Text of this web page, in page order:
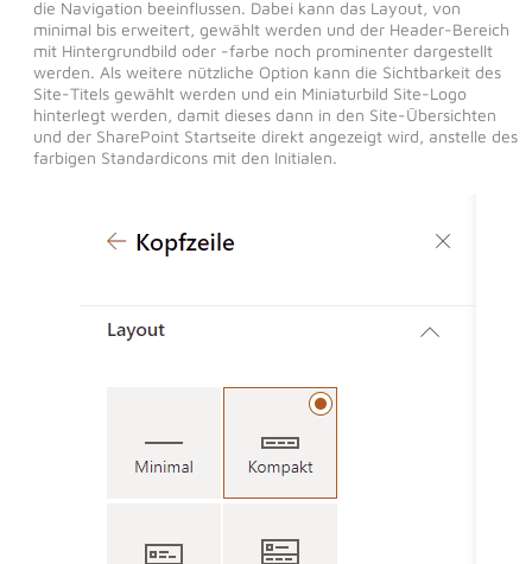
die Navigation beeinflussen. Dabei kann das Layout, von
minimal bis erweitert, gewählt werden und der Header-Bereich
mit Hintergrundbild oder -farbe noch prominenter dargestellt
werden. Als weitere nützliche Option kann die Sichtbarkeit des
Site-Titels gewählt werden und ein Miniaturbild Site-Logo
hinterlegt werden, damit dieses dann in den Site-Übersichten
und der SharePoint Startseite direkt angezeigt wird, anstelle des
farbigen Standardicons mit den Initialen.